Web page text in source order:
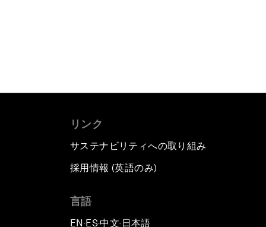
リンク
サステナビリティへの取り組み
採用情報 (英語のみ)
言語
EN ▪ES▪中文▪ 日本語